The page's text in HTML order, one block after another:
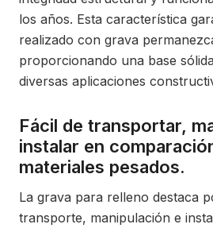
los años. Esta característica
realizado con grava
proporcionando una base
diversas aplicaciones
Fácil de transportar,
instalar en
materiales pesados.
La grava para relleno destaca
transporte, manipulación e